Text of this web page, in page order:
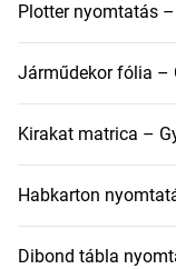
Plotter nyomtatás
Járműdekor fólia –
Kirakat matrica –
Habkarton
Dibond tábla